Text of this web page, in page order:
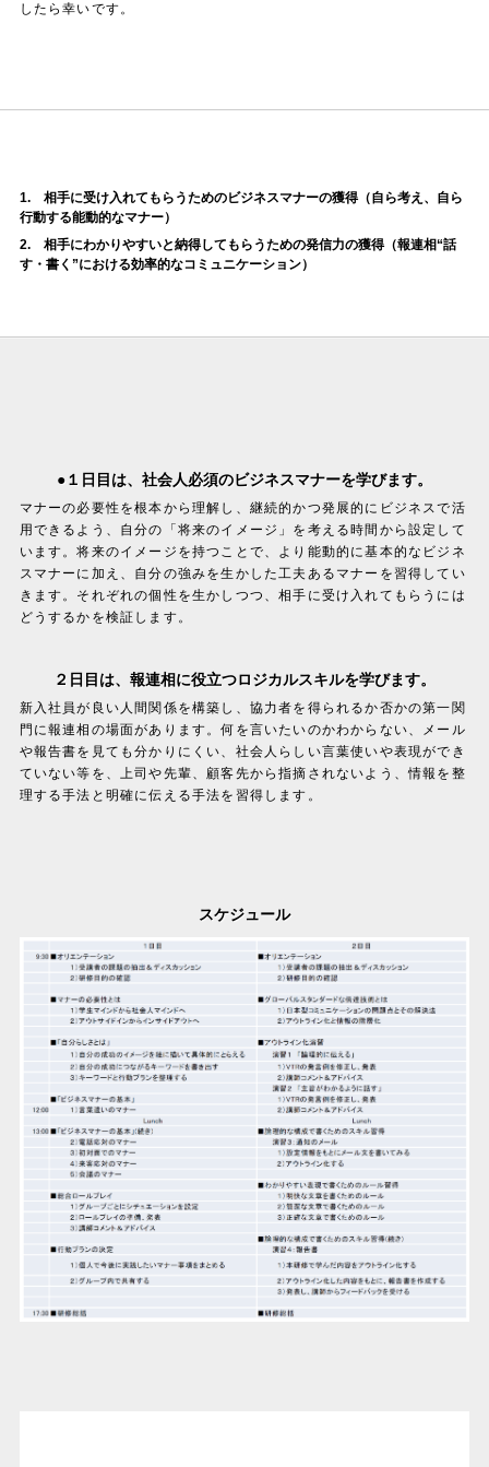
したら幸いです。
1. 相手に受け入れてもらうためのビジネスマナーの獲得（自ら考え、自ら
行動する能動的なマナー）
2. 相手にわかりやすいと納得してもらうための発信力の獲得（報連相“話
す・書く”における効率的なコミュニケーション）
●１日目は、社会人必須のビジネスマナーを学びます。
マナーの必要性を根本から理解し、継続的かつ発展的にビジネスで活
用できるよう、自分の「将来のイメージ」を考える時間から設定して
います。将来のイメージを持つことで、より能動的に基本的なビジネ
スマナーに加え、自分の強みを生かした工夫あるマナーを習得してい
きます。それぞれの個性を生かしつつ、相手に受け入れてもらうには
どうするかを検証します。
２日目は、報連相に役立つロジカルスキルを学びます。
新入社員が良い人間関係を構築し、協力者を得られるか否かの第一関
門に報連相の場面があります。何を言いたいのかわからない、メール
や報告書を見ても分かりにくい、社会人らしい言葉使いや表現ができ
ていない等を、上司や先輩、顧客先から指摘されないよう、情報を整
理する手法と明確に伝える手法を習得します。
スケジュール